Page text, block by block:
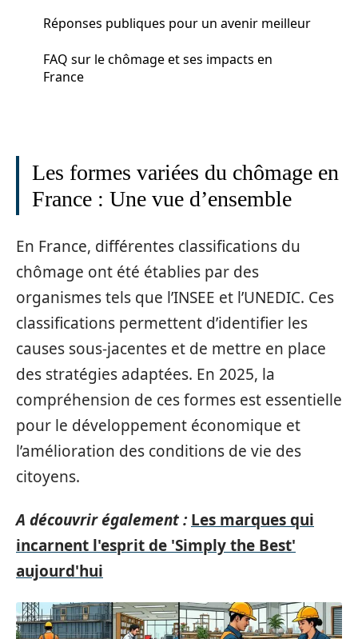
Réponses publiques pour un avenir meilleur
FAQ sur le chômage et ses impacts en
France
Les formes variées du chômage en
France : Une vue d’ensemble
En France, différentes classifications du
chômage ont été établies par des
organismes tels que l’INSEE et l’UNEDIC. Ces
classifications permettent d’identifier les
causes sous-jacentes et de mettre en place
des stratégies adaptées. En 2025, la
compréhension de ces formes est essentielle
pour le développement économique et
l’amélioration des conditions de vie des
citoyens.
A découvrir également : Les marques qui
incarnent l'esprit de 'Simply the Best'
aujourd'hui